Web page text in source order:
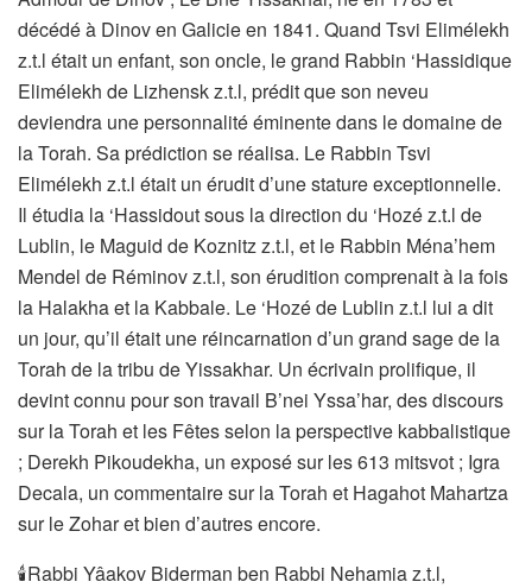
décédé à Dinov en Galicie en 1841. Quand Tsvi Elimélekh
z.t.l était un enfant, son oncle, le grand Rabbin ‘Hassidique
Elimélekh de Lizhensk z.t.l, prédit que son neveu
deviendra une personnalité éminente dans le domaine de
la Torah. Sa prédiction se réalisa. Le Rabbin Tsvi
Elimélekh z.t.l était un érudit d’une stature exceptionnelle.
Il étudia la ‘Hassidout sous la direction du ‘Hozé z.t.l de
Lublin, le Maguid de Koznitz z.t.l, et le Rabbin Ména’hem
Mendel de Réminov z.t.l, son érudition comprenait à la fois
la Halakha et la Kabbale. Le ‘Hozé de Lublin z.t.l lui a dit
un jour, qu’il était une réincarnation d’un grand sage de la
Torah de la tribu de Yissakhar. Un écrivain prolifique, il
devint connu pour son travail B’nei Yssa’har, des discours
sur la Torah et les Fêtes selon la perspective kabbalistique
; Derekh Pikoudekha, un exposé sur les 613 mitsvot ; Igra
Decala, un commentaire sur la Torah et Hagahot Mahartza
sur le Zohar et bien d’autres encore.
🕯Rabbi Yâakov Biderman ben Rabbi Nehamia z.t.l,